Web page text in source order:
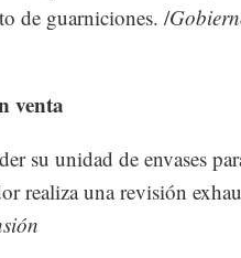
de guarniciones. /
venta
su unidad de envases
realiza una revisión